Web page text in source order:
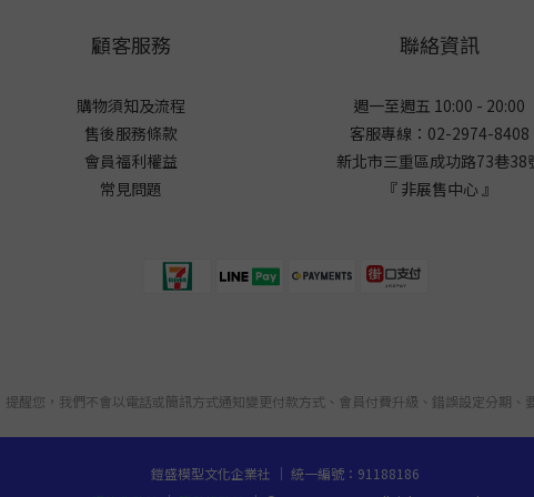
顧客服務
購物須知及流程
售後服務條款
會員福利權益
常見問題
聯絡資訊
週一至週五 10:00 - 20:00
客服專線：02-2974-8408
新北市三重區成功路73巷38
『 非展售中心 』
｜提醒您，我們不會以電話或簡訊方式通知變更付款方式、會員付費升級、錯誤設定分期、
鎧盛模型文化企業社 ｜ 統一編號：91188186